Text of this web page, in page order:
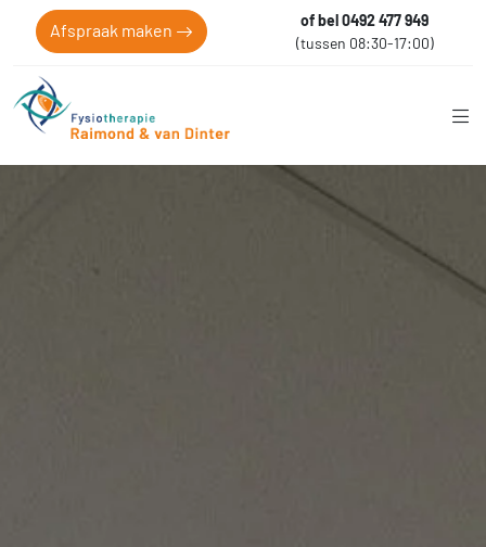
Afspraak maken
of bel 0492 477 949
(tussen 08:30-17:00)